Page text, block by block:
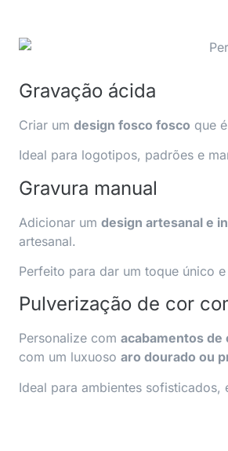
Gravação ácida
Criar um design fosco fosco que
Ideal para logotipos, padrões e
Gravura manual
Adicionar um design artesanal e
artesanal.
Perfeito para dar um toque único
Pulverização de cor
Personalize com acabamentos
com um luxuoso aro dourado ou
Ideal para ambientes